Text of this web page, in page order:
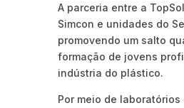
A parceria entre a
Simcon e unidades do
promovendo um salto
formação de jovens
indústria do plástico.
Por meio de